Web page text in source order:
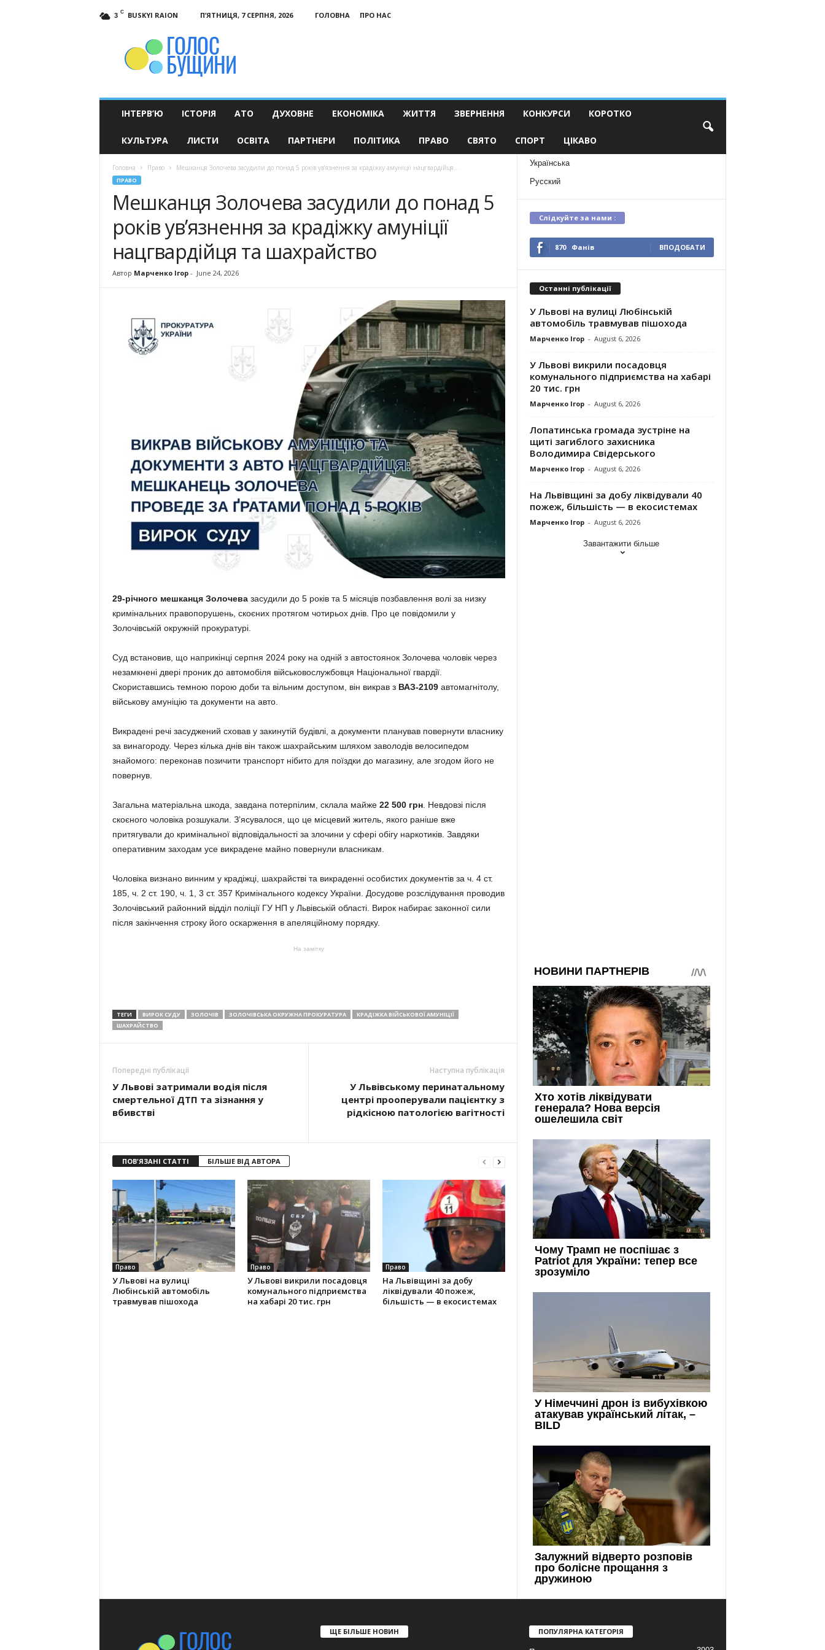
3 C BUSKYI RAION П’ЯТНИЦЯ, 7 СЕРПНЯ, 2026 ГОЛОВНА
ПРО НАС
ІНТЕРВ’Ю ІСТОРІЯ АТО ДУХОВНЕ ЕКОНОМІКА ЖИТТЯ ЗВЕРНЕННЯ КОНКУРСИ КОРОТКО
КУЛЬТУРА ЛИСТИ ОСВІТА ПАРТНЕРИ ПОЛІТИКА ПРАВО СВЯТО СПОРТ ЦІКАВО
Головна Право Мешканця Золочева засудили до понад 5 років ув’язнення за крадіжку амуніції нацгвардійця...
ПРАВО
Мешканця Золочева засудили до понад 5
років ув’язнення за крадіжку амуніції
нацгвардійця та шахрайство
Автор Марченко Ігор- June 24, 2026
29-річного мешканця Золочевазасудили до 5 років та 5 місяців позбавлення волі за низку
кримінальних правопорушень, скоєних протягом чотирьох днів. Про це повідомили у
Золочівській окружній прокуратурі.
Суд встановив, що наприкінці серпня 2024 року на одній з автостоянок Золочева чоловік через
незамкнені двері проник до автомобіля військовослужбовця Національної гвардії.
Скориставшись темною порою доби та вільним доступом, він викрав з ВАЗ-2109автомагнітолу,
військову амуніцію та документи на авто.
Викрадені речі засуджений сховав у закинутій будівлі, а документи планував повернути власнику
за винагороду. Через кілька днів він також шахрайським шляхом заволодів велосипедом
знайомого: переконав позичити транспорт нібито для поїздки до магазину, але згодом його не
повернув.
Загальна матеріальна шкода, завдана потерпілим, склала майже 22 500 грн. Невдовзі після
скоєного чоловіка розшукали. З’ясувалося, що це місцевий житель, якого раніше вже
притягували до кримінальної відповідальності за злочини у сфері обігу наркотиків. Завдяки
оперативним заходам усе викрадене майно повернули власникам.
Чоловіка визнано винним у крадіжці, шахрайстві та викраденні особистих документів за ч. 4 ст.
185, ч. 2 ст. 190, ч. 1, 3 ст. 357 Кримінального кодексу України. Досудове розслідування проводив
Золочівський районний відділ поліції ГУ НП у Львівській області. Вирок набирає законної сили
після закінчення строку його оскарження в апеляційному порядку.
На замітку
ТЕГИ ВИРОК СУДУ ЗОЛОЧІВ ЗОЛОЧІВСЬКА ОКРУЖНА ПРОКУРАТУРА
КРАДІЖКА ВІЙСЬКОВОЇ АМУНІЦІЇ
ШАХРАЙСТВО
Попередні публікації
У Львові затримали водія після
смертельної ДТП та зізнання у
вбивстві
Наступна публікація
У Львівському перинатальному
центрі прооперували пацієнтку з
рідкісною патологією вагітності
ПОВ'ЯЗАНІ СТАТТІ БІЛЬШЕ ВІД АВТОРА
Право
У Львові на вулиці
Любінській автомобіль
травмував пішохода
Право
У Львові викрили посадовця
комунального підприємства
на хабарі 20 тис. грн
Право
На Львівщині за добу
ліквідували 40 пожеж,
більшість — в екосистемах
Українська
Русский
Слідкуйте за нами :
870 Фанів ВПОДОБАТИ
Останні публікації
У Львові на вулиці Любінській
автомобіль травмував пішохода
Марченко Ігор - August 6, 2026
У Львові викрили посадовця
комунального підприємства на хабарі
20 тис. грн
Марченко Ігор - August 6, 2026
Лопатинська громада зустріне на
щиті загиблого захисника
Володимира Свідерського
Марченко Ігор - August 6, 2026
На Львівщині за добу ліквідували 40
пожеж, більшість — в екосистемах
Марченко Ігор - August 6, 2026
Завантажити більше
ЩЕ БІЛЬШЕ НОВИН ПОПУЛЯРНА КАТЕГОРІЯ